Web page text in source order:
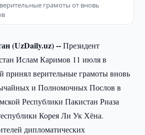
грамоты от вновь
(UzDaily.uz) --Президент
Ислам Каримов 11 июля в
принял верительные грамоты вновь
и Полномочных Послов в
Республики Пакистан Риаза
Корея Ли Ук Хёна.
дипломатических